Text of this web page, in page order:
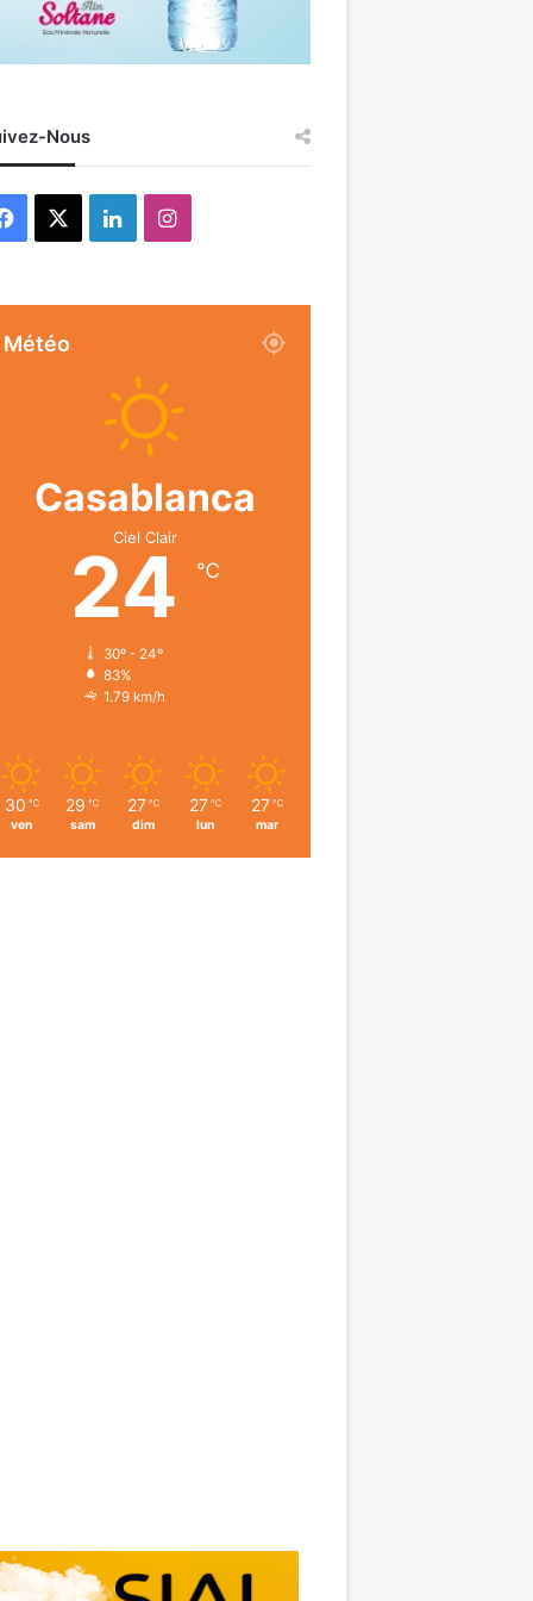
Nous
Facebook LinkedinInstagram
Météo
Casablanca
Ciel Clair
24 ℃
30º - 24º
83%
1.79 km/h
30 ℃
ven
29 ℃
sam
27 ℃
dim
27 ℃
lun
27 ℃
mar